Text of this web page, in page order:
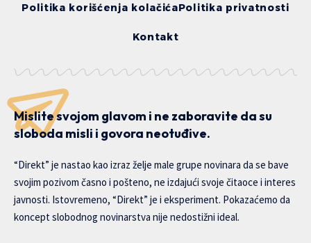
Politika korišćenja kolačićaPolitika privatnosti
Kontakt
Mislite svojom glavom i ne zaboravite da su
sloboda misli i govora neotuđive.
“Direkt” je nastao kao izraz želje male grupe novinara da se bave
svojim pozivom časno i pošteno, ne izdajući svoje čitaoce i interes
javnosti. Istovremeno, “Direkt” je i eksperiment. Pokazaćemo da
koncept slobodnog novinarstva nije nedostižni ideal.